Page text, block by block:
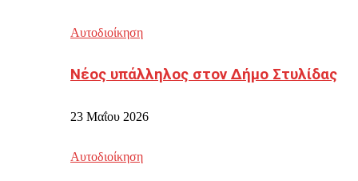
Αυτοδιοίκηση
Νέος υπάλληλος στον Δήμο Στυλίδας
23 Μαΐου 2026
Αυτοδιοίκηση